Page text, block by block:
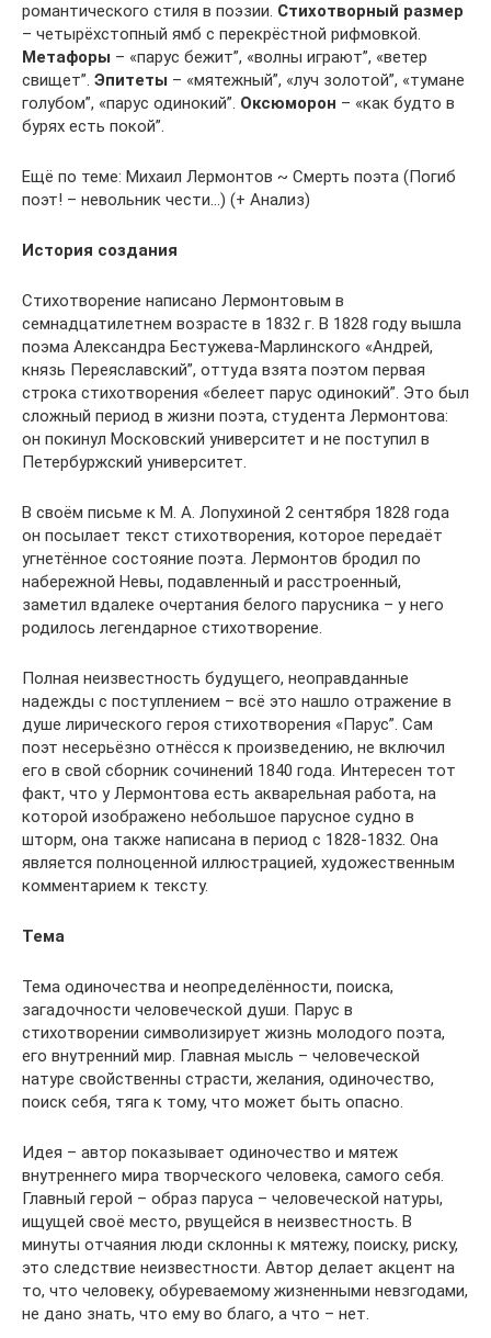
романтического стиля в поэзии. Стихотворный размер
– четырёхстопный ямб с перекрёстной рифмовкой.
Метафоры – «парус бежит”, «волны играют”, «ветер
свищет”. Эпитеты – «мятежный”, «луч золотой”, «тумане
голубом”, «парус одинокий”. Оксюморон – «как будто в
бурях есть покой”.
Ещё по теме: Михаил Лермонтов ~ Смерть поэта (Погиб
поэт! – невольник чести…) (+ Анализ)
История создания
Стихотворение написано Лермонтовым в
семнадцатилетнем возрасте в 1832 г. В 1828 году вышла
поэма Александра Бестужева-Марлинского «Андрей,
князь Переяславский”, оттуда взята поэтом первая
строка стихотворения «белеет парус одинокий”. Это был
сложный период в жизни поэта, студента Лермонтова:
он покинул Московский университет и не поступил в
Петербуржский университет.
В своём письме к М. А. Лопухиной 2 сентября 1828 года
он посылает текст стихотворения, которое передаёт
угнетённое состояние поэта. Лермонтов бродил по
набережной Невы, подавленный и расстроенный,
заметил вдалеке очертания белого парусника – у него
родилось легендарное стихотворение.
Полная неизвестность будущего, неоправданные
надежды с поступлением – всё это нашло отражение в
душе лирического героя стихотворения «Парус”. Сам
поэт несерьёзно отнёсся к произведению, не включил
его в свой сборник сочинений 1840 года. Интересен тот
факт, что у Лермонтова есть акварельная работа, на
которой изображено небольшое парусное судно в
шторм, она также написана в период с 1828-1832. Она
является полноценной иллюстрацией, художественным
комментарием к тексту.
Тема
Тема одиночества и неопределённости, поиска,
загадочности человеческой души. Парус в
стихотворении символизирует жизнь молодого поэта,
его внутренний мир. Главная мысль – человеческой
натуре свойственны страсти, желания, одиночество,
поиск себя, тяга к тому, что может быть опасно.
Идея – автор показывает одиночество и мятеж
внутреннего мира творческого человека, самого себя.
Главный герой – образ паруса – человеческой натуры,
ищущей своё место, рвущейся в неизвестность. В
минуты отчаяния люди склонны к мятежу, поиску, риску,
это следствие неизвестности. Автор делает акцент на
то, что человеку, обуреваемому жизненными невзгодами,
не дано знать, что ему во благо, а что – нет.